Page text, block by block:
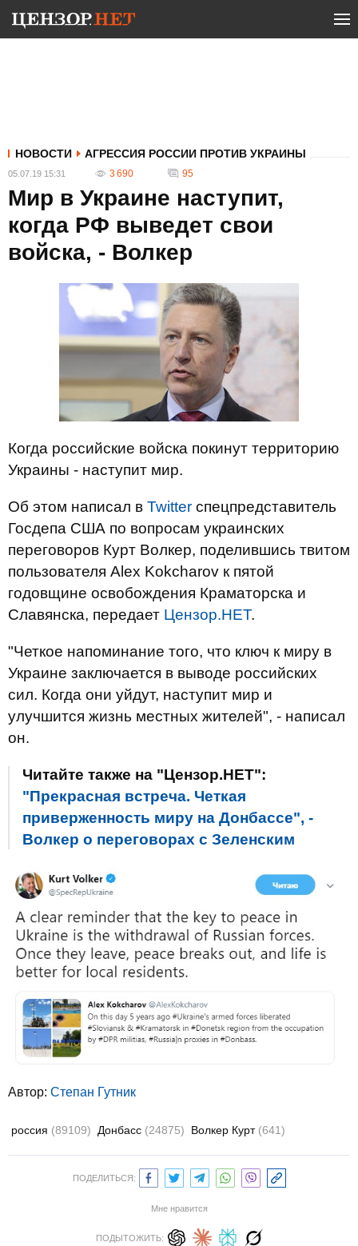
НОВОСТИ АГРЕССИЯ РОССИИ ПРОТИВ УКРАИНЫ
05.07.19 15:31 3 690 95
Мир в Украине наступит,
когда РФ выведет свои
войска, - Волкер
Когда российские войска покинут территорию
Украины - наступит мир.
Об этом написал в Twitter спецпредставитель
Госдепа США по вопросам украинских
переговоров Курт Волкер, поделившись твитом
пользователя Alex Kokcharov к пятой
годовщине освобождения Краматорска и
Славянска, передает Цензор.НЕТ.
"Четкое напоминание того, что ключ к миру в
Украине заключается в выводе российских
сил. Когда они уйдут, наступит мир и
улучшится жизнь местных жителей", - написал
он.
Читайте также на "Цензор.НЕТ":
"Прекрасная встреча. Четкая
приверженность миру на Донбассе", -
Волкер о переговорах с Зеленским
Автор: Степан Гутник
россия (89109) Донбасс (24875) Волкер Курт (641)
ПОДЕЛИТЬСЯ:
Мне нравится
ПОДЫТОЖИТЬ: